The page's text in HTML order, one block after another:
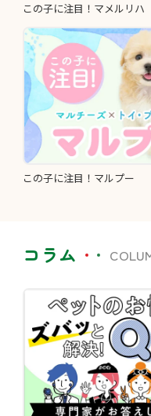
この子に注目！マメルリハ
この子に注目！マルプー
コラム